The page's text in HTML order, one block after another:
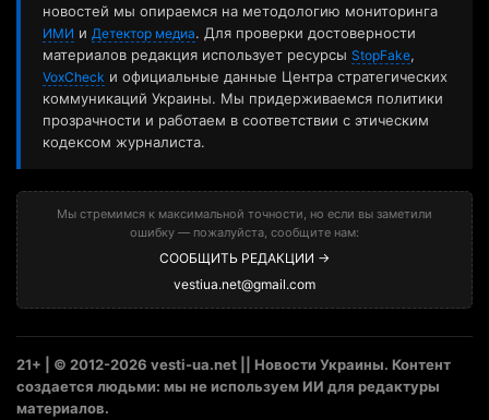
новостей мы опираемся на методологию мониторинга
ИМИ и Детектор медиа. Для проверки достоверности
материалов редакция использует ресурсы StopFake,
VoxCheck и официальные данные Центра стратегических
коммуникаций Украины. Мы придерживаемся политики
прозрачности и работаем в соответствии с этическим
кодексом журналиста.
Мы стремимся к максимальной точности, но если вы заметили
ошибку — пожалуйста, сообщите нам:
СООБЩИТЬ РЕДАКЦИИ →
vestiua.net@gmail.com
21+ | © 2012-2026 vesti-ua.net || Новости Украины. Контент
создается людьми: мы не используем ИИ для редактуры
материалов.